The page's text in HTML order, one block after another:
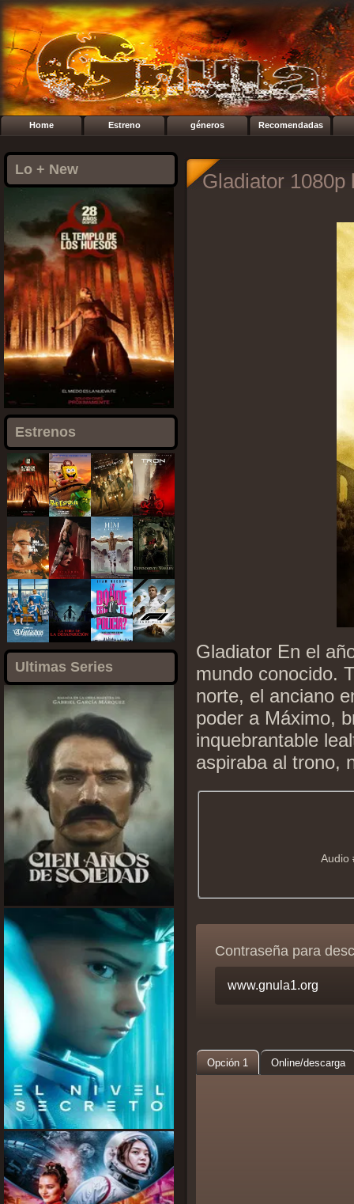
Home Estreno géneros Recomendadas
Lo + New
Estrenos
Ultimas Series
Gladiator 1080p
Gladiator En el
mundo conocido.
norte, el anciano
poder a Máximo,
inquebrantable
aspiraba al trono,
Audio
Contraseña para
Opción 1 Online/descarga